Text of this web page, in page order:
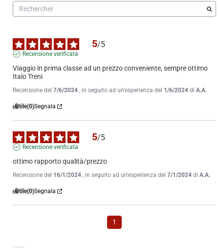
5/5
Recensione verificata
Viaggio in prima classe ad un prezzo conveniente, sempre ottimo
Italo Treni
Recensione del 7/6/2024 , in seguito ad un'esperienza del 1/6/2024 di A.A.
Utile(0)Segnala
5/5
Recensione verificata
ottimo rapporto qualità/prezzo
Recensione del 16/1/2024 , in seguito ad un'esperienza del 7/1/2024 di A.A.
Utile(0)Segnala
1